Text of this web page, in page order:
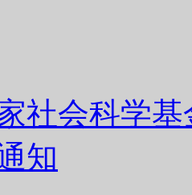
社会科学
知